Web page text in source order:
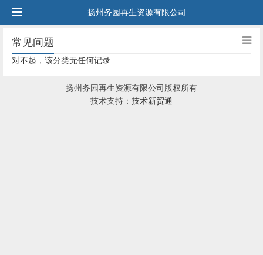
扬州务园再生资源有限公司
常见问题
对不起，该分类无任何记录
扬州务园再生资源有限公司版权所有
技术支持： 技术新贸通